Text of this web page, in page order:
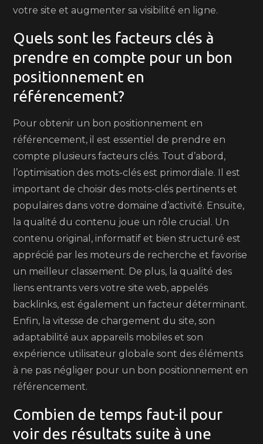
votre site et augmenter sa visibilité en ligne.
Quels sont les facteurs clés à
prendre en compte pour un bon
positionnement en
référencement?
Pour obtenir un bon positionnement en
référencement, il est essentiel de prendre en
compte plusieurs facteurs clés. Tout d’abord,
l’optimisation des mots-clés est primordiale. Il est
important de choisir des mots-clés pertinents et
populaires dans votre domaine d’activité. Ensuite,
la qualité du contenu joue un rôle crucial. Un
contenu original, informatif et bien structuré est
apprécié par les moteurs de recherche et favorise
un meilleur classement. De plus, la qualité des
liens entrants vers votre site web, appelés
backlinks, est également un facteur déterminant.
Enfin, la vitesse de chargement du site, son
adaptabilité aux appareils mobiles et son
expérience utilisateur globale sont des éléments
à ne pas négliger pour un bon positionnement en
référencement.
Combien de temps faut-il pour
voir des résultats suite à une